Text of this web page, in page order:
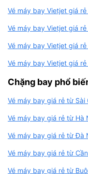
Vé máy bay Vietjet giá
Vé máy bay Vietjet giá
Vé máy bay Vietjet giá
Vé máy bay Vietjet giá
Chặng bay phổ
Vé máy bay giá rẻ từ Sài
Vé máy bay giá rẻ từ Hà
Vé máy bay giá rẻ từ Đà
Vé máy bay giá rẻ từ
Vé máy bay giá rẻ từ